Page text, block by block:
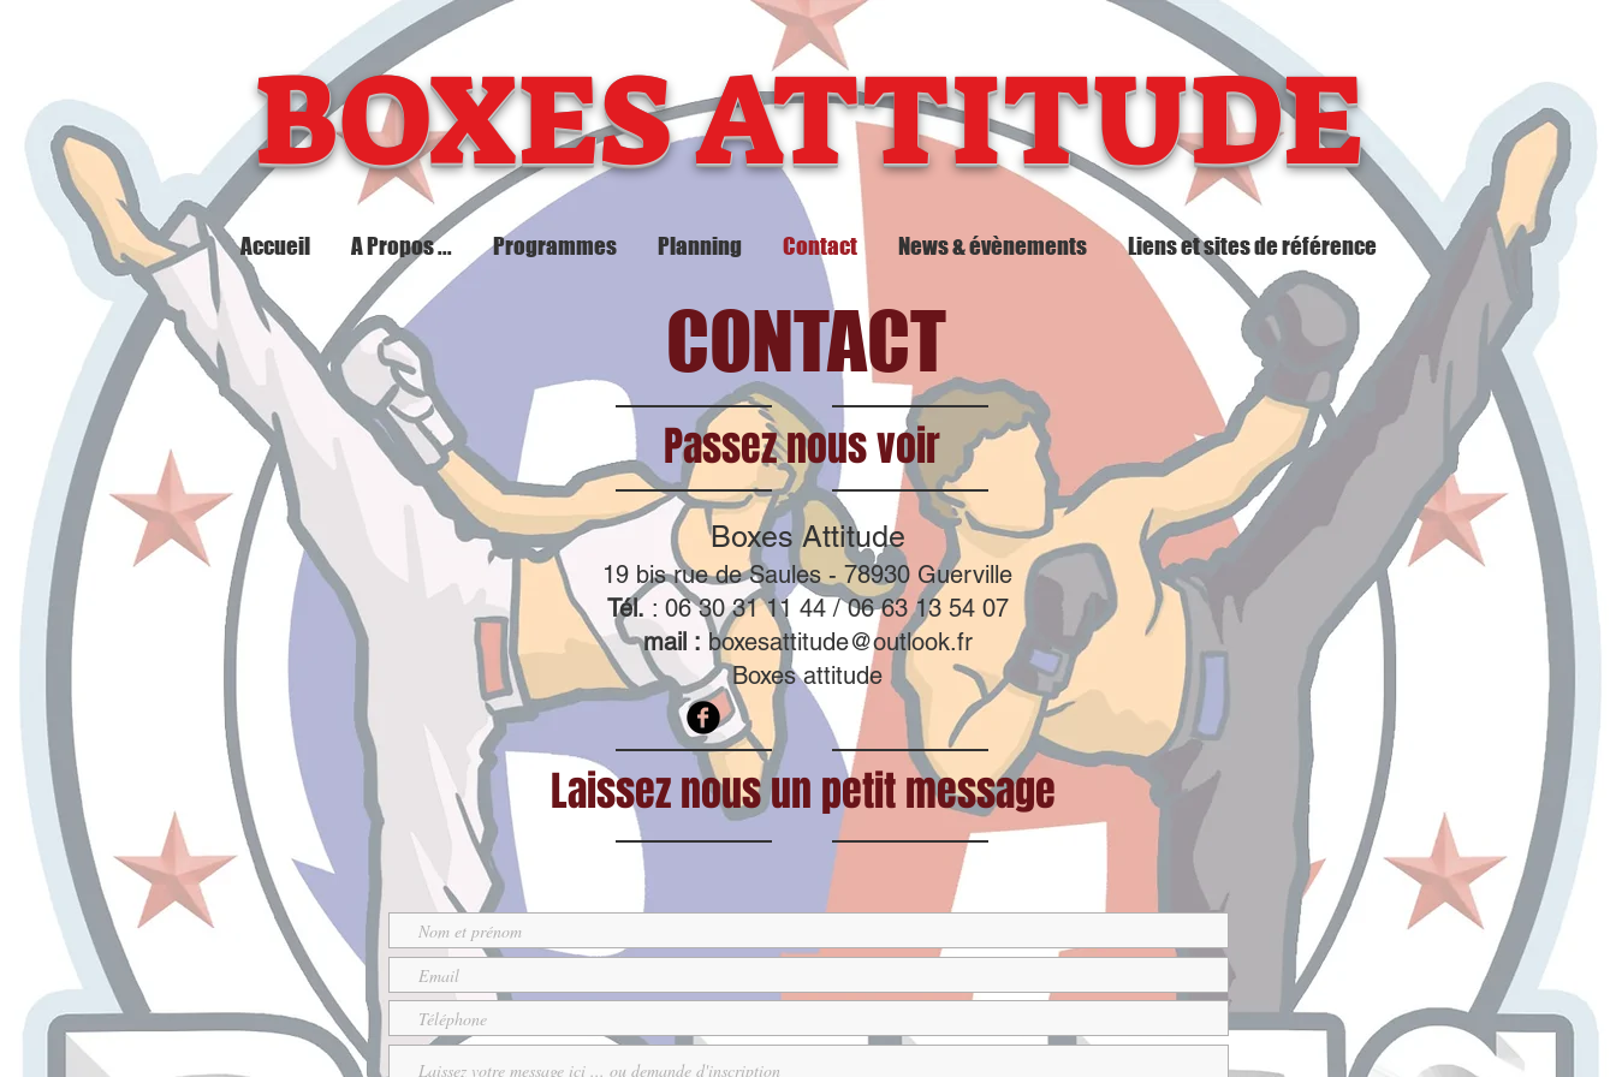
BOXES ATTITUDE
Accueil A Propos ... Programmes Planning Contact News & évènements Liens et sites de référence
CONTACT
Passez nous voir
Boxes Attitude
19 bis rue de Saules - 78930 Guerville
Tél. : 06 30 31 11 44 / 06 63 13 54 07
mail : boxesattitude@outlook.fr
Boxes attitude
Laissez nous un petit message